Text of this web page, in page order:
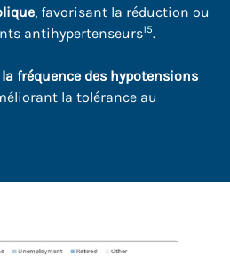
, favorisant la réduction ou
antihypertenseurs15.
fréquence des hypotensions
la tolérance au